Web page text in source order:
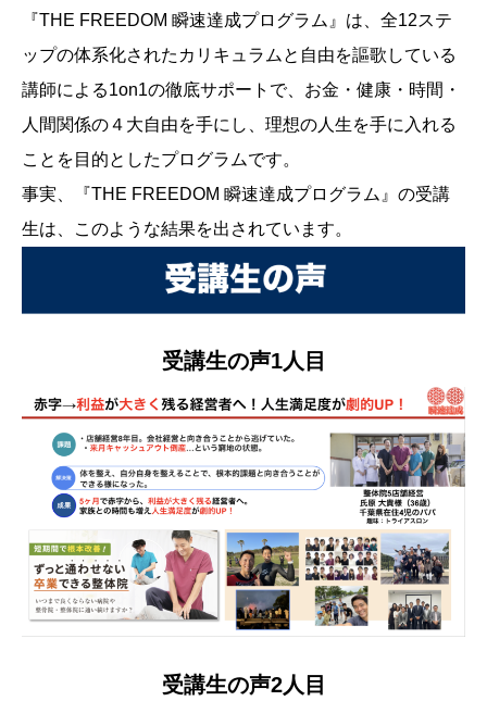
『THE FREEDOM 瞬速達成プログラム』は、全12ステ
ップの体系化されたカリキュラムと自由を謳歌している
講師による1on1の徹底サポートで、お金・健康・時間・
人間関係の４大自由を手にし、理想の人生を手に入れる
ことを目的としたプログラムです。
事実、『THE FREEDOM 瞬速達成プログラム』の受講
生は、このような結果を出されています。
受講生の声1人目
受講生の声2人目